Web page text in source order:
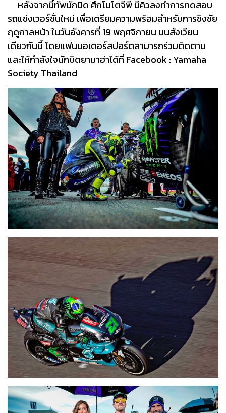
หลังจากนี้ทัพนักบิด ศึกโมโตจีพี มีคิวลงทำการทดสอบ
รถแข่งเวอร์ชั่นใหม่ เพื่อเตรียมความพร้อมสำหรับการชิงชัย
ฤดูกาลหน้า ในวันอังคารที่ 19 พฤศจิกายน บนสังเวียน
เดียวกันนี้ โดยแฟนมอเตอร์สปอร์ตสามารถร่วมติดตาม
และให้กำลังใจนักบิดยามาฮ่าได้ที่ Facebook : Yamaha
Society Thailand